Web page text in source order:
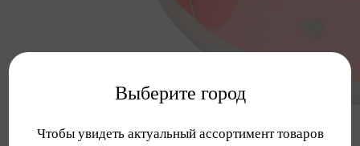
Выберите город
Чтобы увидеть актуальный ассортимент товаров